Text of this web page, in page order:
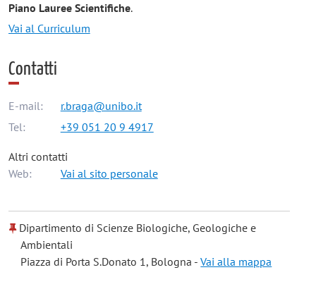
Piano Lauree Scientifiche.
Vai al Curriculum
Contatti
E-mail:
r.braga@unibo.it
Tel:
+39 051 20 9 4917
Altri contatti
Web:
Vai al sito personale
Dipartimento di Scienze Biologiche, Geologiche e
Ambientali
Piazza di Porta S.Donato 1, Bologna -Vai alla mappa